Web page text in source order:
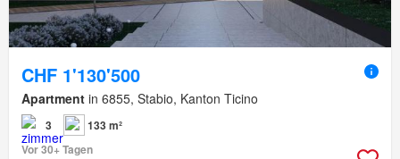
CHF 1'130'500
Apartment in 6855, Stabio, Kanton Ticino
3
133 m²
Vor 30+ Tagen